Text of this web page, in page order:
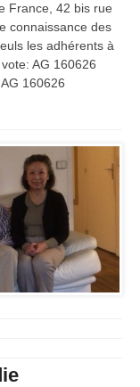
France, 42 bis rue
connaissance des
les adhérents à
AG 160626
160626